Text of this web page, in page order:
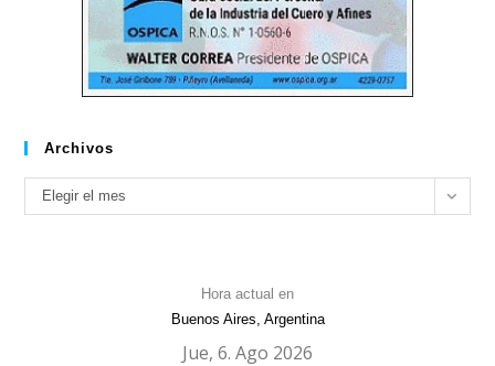
Archivos
Archivos
Elegir el mes
Hora actual en
Buenos Aires, Argentina